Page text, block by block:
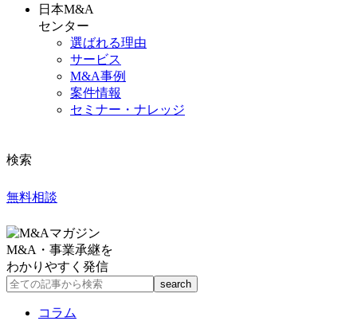
日本M&A
センター
選ばれる理由
サービス
M&A事例
案件情報
セミナー・ナレッジ
検索
無料相談
M&A・事業承継を
わかりやすく発信
コラム